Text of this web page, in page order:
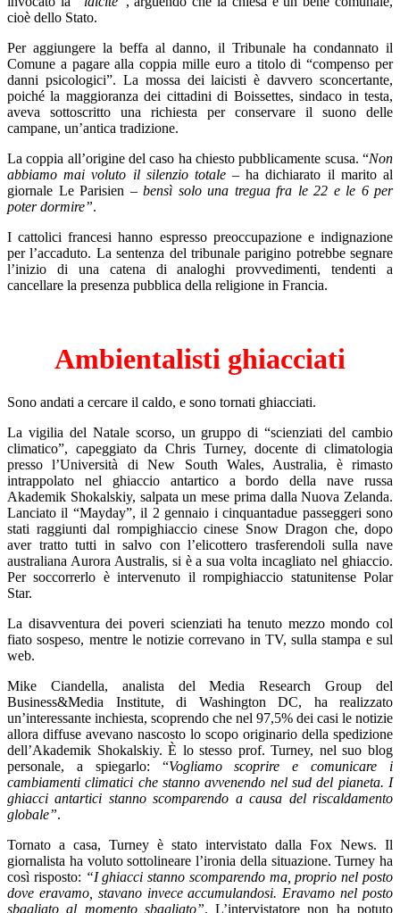
cioè dello Stato.
Per aggiungere la beffa al danno, il Tribunale ha condannato il
Comune a pagare alla coppia mille euro a titolo di “compenso per
danni psicologici”. La mossa dei laicisti è davvero sconcertante,
poiché la maggioranza dei cittadini di Boissettes, sindaco in testa,
aveva sottoscritto una richiesta per conservare il suono delle
campane, un’antica tradizione.
La coppia all’origine del caso ha chiesto pubblicamente scusa. “Non
abbiamo mai voluto il silenzio totale– ha dichiarato il marito al
giornale Le Parisien – bensì solo una tregua fra le 22 e le 6 per
poter dormire”.
I cattolici francesi hanno espresso preoccupazione e indignazione
per l’accaduto. La sentenza del tribunale parigino potrebbe segnare
l’inizio di una catena di analoghi provvedimenti, tendenti a
cancellare la presenza pubblica della religione in Francia.
Ambientalisti ghiacciati
Sono andati a cercare il caldo, e sono tornati ghiacciati.
La vigilia del Natale scorso, un gruppo di “scienziati del cambio
climatico”, capeggiato da Chris Turney, docente di climatologia
presso l’Università di New South Wales, Australia, è rimasto
intrappolato nel ghiaccio antartico a bordo della nave russa
Akademik Shokalskiy, salpata un mese prima dalla Nuova Zelanda.
Lanciato il “Mayday”, il 2 gennaio i cinquantadue passeggeri sono
stati raggiunti dal rompighiaccio cinese Snow Dragon che, dopo
aver tratto tutti in salvo con l’elicottero trasferendoli sulla nave
australiana Aurora Australis, si è a sua volta incagliato nel ghiaccio.
Per soccorrerlo è intervenuto il rompighiaccio statunitense Polar
Star.
La disavventura dei poveri scienziati ha tenuto mezzo mondo col
fiato sospeso, mentre le notizie correvano in TV, sulla stampa e sul
web.
Mike Ciandella, analista del Media Research Group del
Business&Media Institute, di Washington DC, ha realizzato
un’interessante inchiesta, scoprendo che nel 97,5% dei casi le notizie
allora diffuse avevano nascosto lo scopo originario della spedizione
dell’Akademik Shokalskiy. È lo stesso prof. Turney, nel suo blog
personale, a spiegarlo: “Vogliamo scoprire e comunicare i
cambiamenti climatici che stanno avvenendo nel sud del pianeta. I
ghiacci antartici stanno scomparendo a causa del riscaldamento
globale”.
Tornato a casa, Turney è stato intervistato dalla Fox News. Il
giornalista ha voluto sottolineare l’ironia della situazione. Turney ha
così risposto: “I ghiacci stanno scomparendo ma, proprio nel posto
dove eravamo, stavano invece accumulandosi. Eravamo nel posto
sbagliato al momento sbagliato”. L’intervistatore non ha potuto